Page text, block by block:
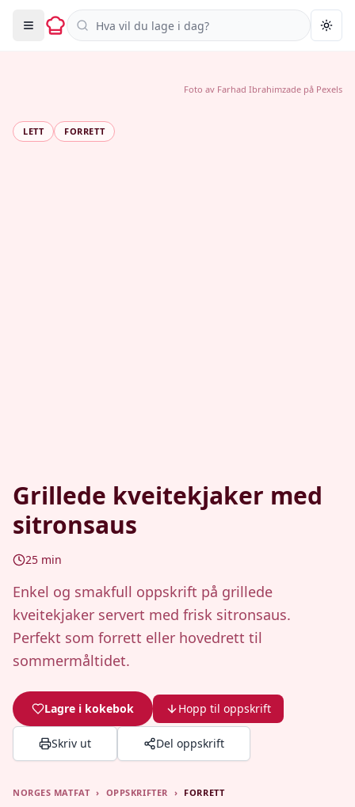
Søk i oppskrifter
LETT FORRETT
Grillede kveitekjaker med
sitronsaus
25 min
Enkel og smakfull oppskrift på grillede
kveitekjaker servert med frisk sitronsaus.
Perfekt som forrett eller hovedrett til
sommermåltidet.
Lagre i kokebok Hopp til oppskrift
Skriv ut Del oppskrift
Foto av Farhad Ibrahimzade på Pexels
NORGES MATFAT › OPPSKRIFTER › FORRETT